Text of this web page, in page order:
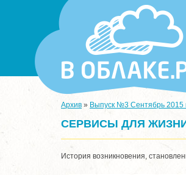
Архив » Выпуск №3 Сентябрь 2015
СЕРВИСЫ ДЛЯ
История возникновения,